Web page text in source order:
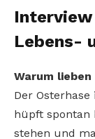
Lebens-
Warum
Der
hüpft spontan
stehen und